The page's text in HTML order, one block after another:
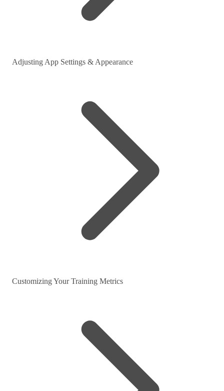
Adjusting App Settings & Appearance
Customizing Your Training Metrics